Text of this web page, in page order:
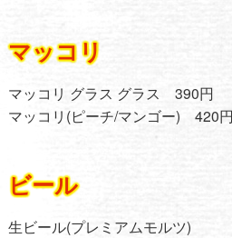
マッコリ
マッコリ グラス グラス 390円
マッコリ(ピーチ/マンゴー) 420円
ビール
生ビール(プレミアムモルツ)